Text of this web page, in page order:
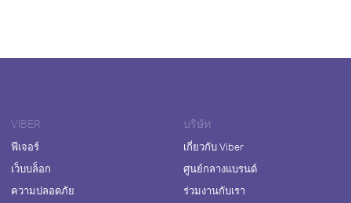
VIBER
ฟีเจอร์
เว็บบล็อก
ความปลอดภัย
บริษัท
เกี่ยวกับ Viber
ศูนย์กลางแบรนด์
ร่วมงานกับเรา